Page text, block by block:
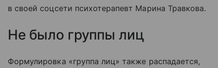
в своей соцсети психотерапевт Марина Травкова.
Не было группы лиц
Формулировка «группа лиц» также распадается,